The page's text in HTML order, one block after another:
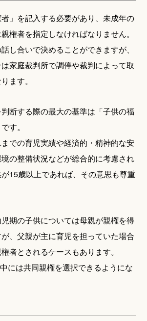
」を記入する必要があり、未成年の
権者を指定しなければなりません。
し合いで決めることができますが、
家庭裁判所で調停や裁判によって取
ます。
断する際の最大の基準は「子供の福
す。
での育児実績や経済的・精神的な安
の整備状況などが総合的に考慮され
15歳以上であれば、その意思も尊重
期の子供については母親が親権を得
、父親が主に育児を担っていた場合
者とされるケースもあります。
には共同親権を選択できるようにな